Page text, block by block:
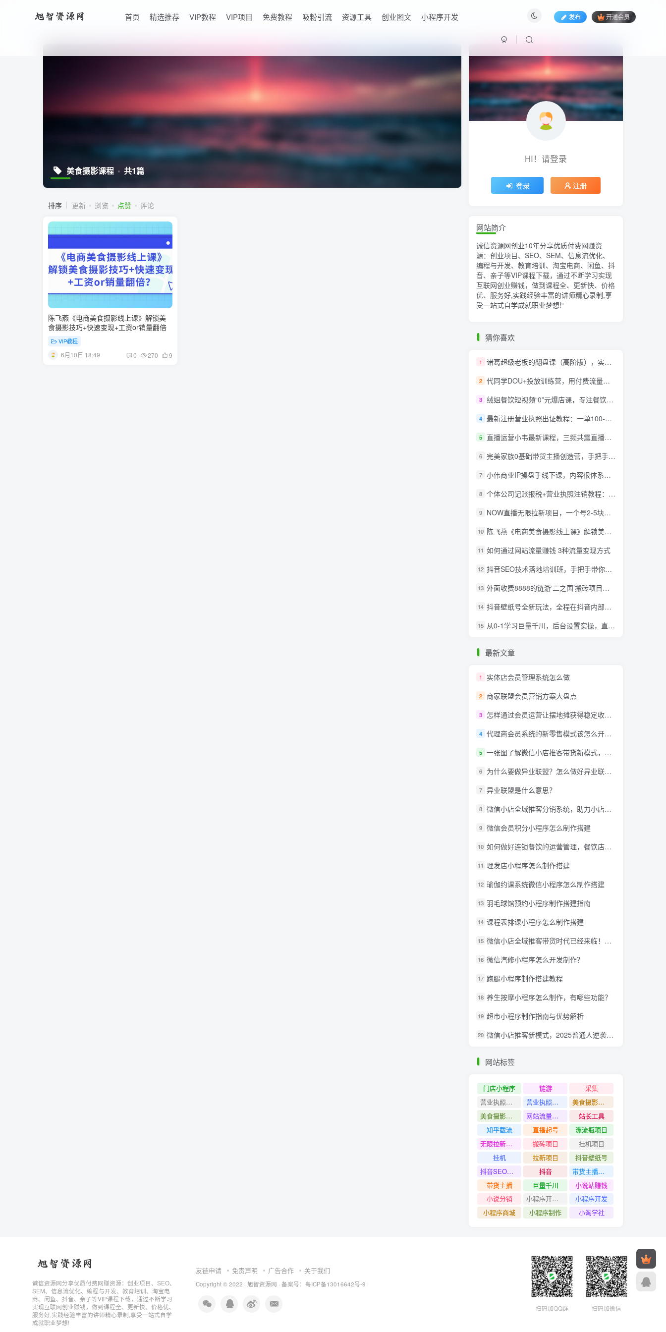
首页 精选推荐 VIP教程 VIP项目 免费教程 吸粉引流 资源工具 创业图文 小程序开发 发布 开通会员
美食摄影课程 共1篇
排序 更新 浏览 点赞 评论
陈飞燕《电商美食摄影线上课》解锁美
食摄影技巧+快速变现+工资or销量翻倍
VIP教程
6月10日 18:49 0 270 9
HI！请登录
登录 注册
HI！请登录
登录 注册
网站简介
诚信资源网创业10年分享优质付费网赚资
源：创业项目、SEO、SEM、信息流优化、
编程与开发、教育培训、淘宝电商、闲鱼、抖
音、亲子等VIP课程下载，通过不断学习实现
互联网创业赚钱，做到课程全、更新快、价格
优、服务好,实践经验丰富的讲师精心录制,享
受一站式自学成就职业梦想!“
猜你喜欢
1 诸葛超级老板的翻盘课（高阶版），实体老板的起号课，诸葛一到流量必爆
2 代同学DOU+投放训练营，用付费流量撬动大额自然流量，过得超额变现转化
3 绒姐餐饮短视频“0”元爆店课，专注餐饮线上线下运营干货
4 最新注册营业执照出证教程：一单100-500，日赚300+无任何问题（全国通用）
5 直播运营小韦最新课程，三频共震直播起号5.0版本更细致，玩法更新颖
6 完美家族0基础带货主播创造营，​手把手教你从0~1做带货主播
7 小伟商业IP操盘手线下课，​内容很体系值得一学 原价16800
8 个体公司记账报税+营业执照注销教程：小白一看就会，某淘接业务一单搞几百
9 NOW直播无限拉新项目，一个号2-5块钱，单号每天稳定50+
10 陈飞燕《电商美食摄影线上课》解锁美食摄影技巧+快速变现+工资or销量翻倍
11 如何通过网站流量赚钱 3种流量变现方式
12 抖音SEO技术落地培训班，手‬把手带你做好音抖‬‬SEO
13 外面收费8888的链游‘二之国’搬砖项目，20开日收益400+【详细操作教程】
14 抖音壁纸号全新玩法，全程在抖音内部即可直接变现
15 从0-1学习巨量千川，后台设置实操，直播带货篇，新手小白入门千川必听课
最新文章
1 实体店会员管理系统怎么做
2 商家联盟会员营销方案大盘点
3 怎样通过会员运营让摆地摊获得稳定收入？
4 代理商会员系统的新零售模式该怎么开发呢？
5 一张图了解微信小店推客带货新模式，详解什么是推客带货？微信小店推客机构怎么玩？
6 为什么要做异业联盟？怎么做好异业联盟？
7 异业联盟是什么意思？
8 微信小店全域推客分销系统，助力小店商家达人创作者抢占万亿蓝海市场！
9 微信会员积分小程序怎么制作搭建
10 如何做好连锁餐饮的运营管理，餐饮店小程序需要什么功能?
11 理发店小程序怎么制作搭建
12 瑜伽约课系统微信小程序怎么制作搭建
13 羽毛球馆预约小程序制作搭建指南
14 课程表排课小程序怎么制作搭建
15 微信小店全域推客带货时代已经来临！微信推客分享系统助力抢夺红利！
16 微信汽修小程序怎么开发制作？
17 跑腿小程序制作搭建教程
18 养生按摩小程序怎么制作，有哪些功能？
19 超市小程序制作指南与优势解析
20 微信小店推客新模式，2025普通人逆袭的亿级财富新风口
网站标签
门店小程序 链游
采集
营业执照注销教程
营业执照出证教程
美食摄影课程
美食摄影教程
网站流量赚钱
站长工具
知乎截流
直播起号
漂流瓶项目
无限拉新项目
搬砖项目
挂机项目
挂机
拉新项目
抖音壁纸号
抖音SEO技术
抖音
带货主播创造营
带货主播
巨量千川
小说站赚钱
小说分销
小程序开发#小程序制作
小程序开发
小程序商城
小程序制作 小淘学社
诚信资源网分享优质付费网赚资源：创业项目、SEO、
SEM、信息流优化、编程与开发、教育培训、淘宝电
商、闲鱼、抖音、亲子等VIP课程下载，通过不断学习
实现互联网创业赚钱，做到课程全、更新快、价格优、
服务好,实践经验丰富的讲师精心录制,享受一站式自学
成就职业梦想!
友链申请 免责声明 广告合作 关于我们
Copyright © 2022 · 旭智资源网 · 备案号： 粤ICP备13016642号-9
扫码加QQ群 扫码加微信